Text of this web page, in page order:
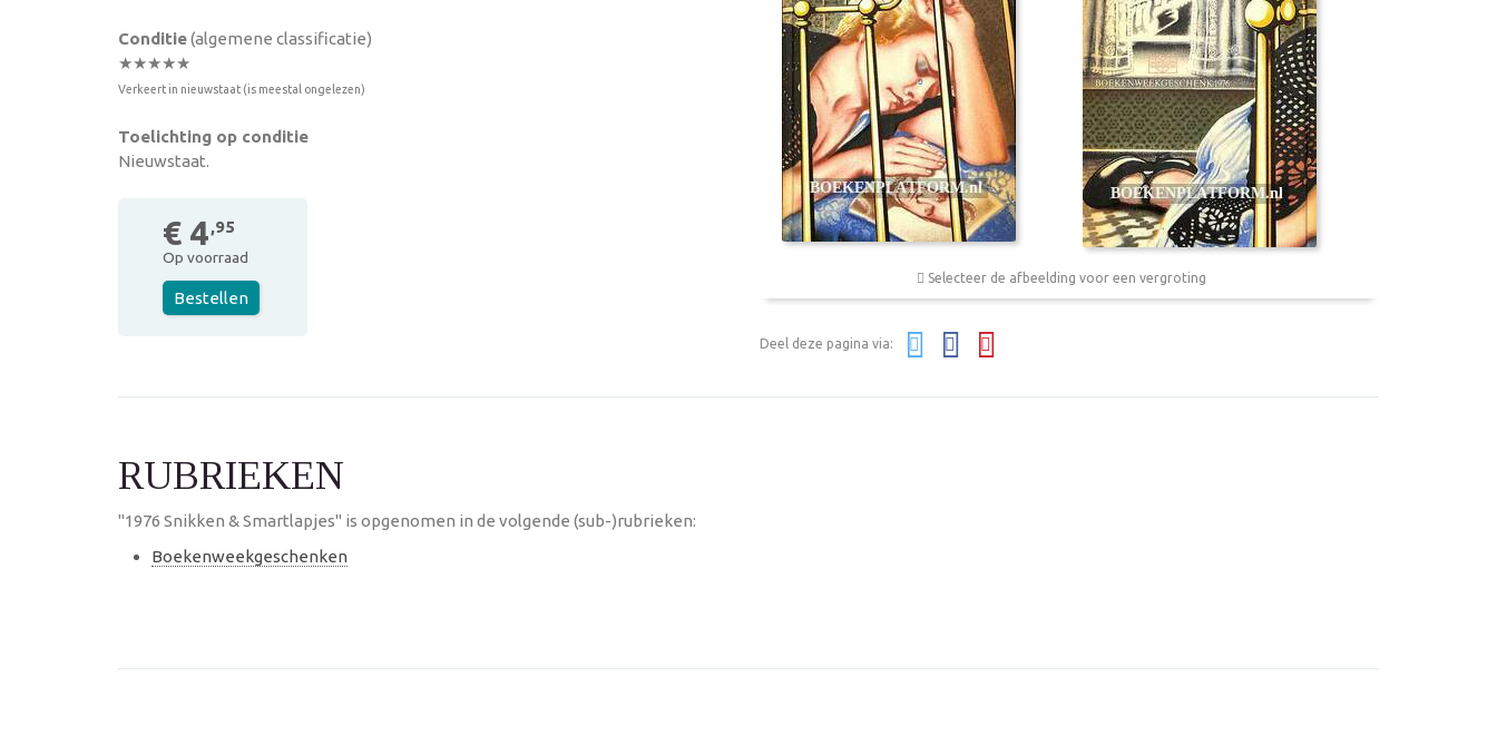
Conditie(algemene classificatie)
★★★★★
Verkeert in nieuwstaat (is meestal ongelezen)
Toelichting op conditie
Nieuwstaat.
€ 4,95
Op voorraad
Bestellen
Selecteer de afbeelding voor een vergroting
Deel deze pagina via:
RUBRIEKEN
"1976 Snikken & Smartlapjes" is opgenomen in de volgende (sub-)rubrieken:
Boekenweekgeschenken